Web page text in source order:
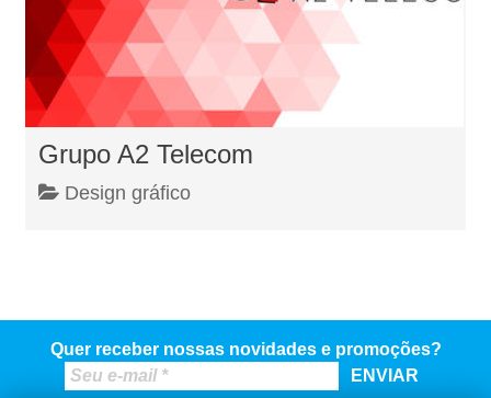
Grupo A2 Telecom
Design gráfico
Quer receber nossas novidades e promoções?